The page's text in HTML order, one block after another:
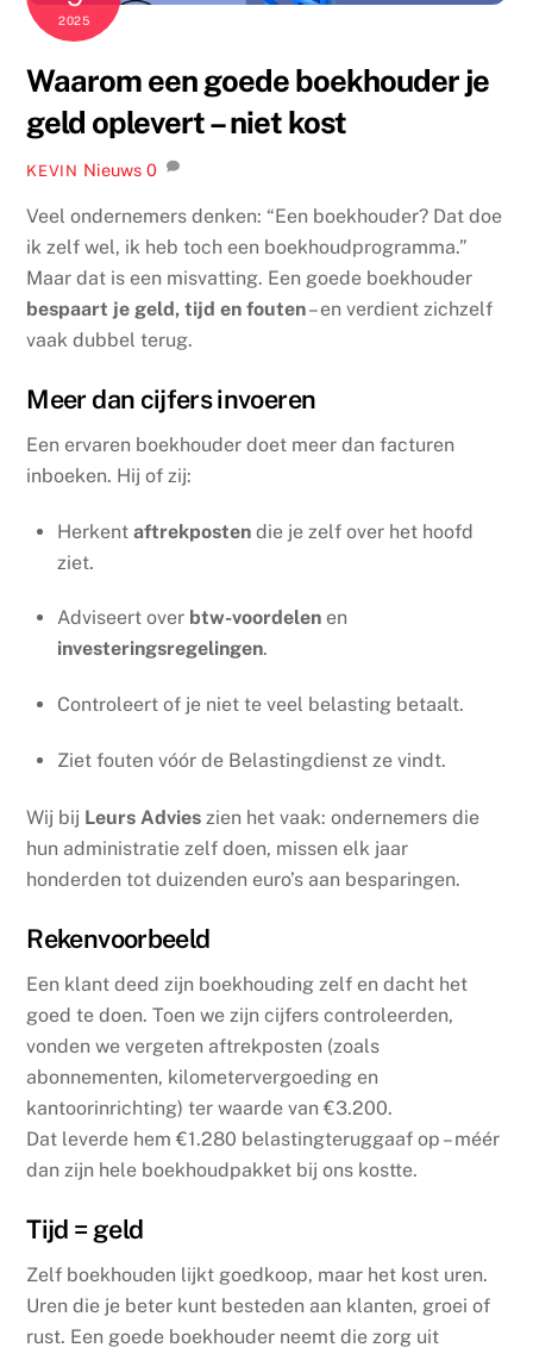
2025
Waarom een goede boekhouder je
geld oplevert – niet kost
KEVIN Nieuws 0
Veel ondernemers denken: “Een boekhouder? Dat doe
ik zelf wel, ik heb toch een boekhoudprogramma.”
Maar dat is een misvatting. Een goede boekhouder
bespaart je geld, tijd en fouten– en verdient zichzelf
vaak dubbel terug.
Meer dan cijfers invoeren
Een ervaren boekhouder doet meer dan facturen
inboeken. Hij of zij:
Herkent aftrekposten die je zelf over het hoofd
ziet.
Adviseert over btw-voordelen en
investeringsregelingen.
Controleert of je niet te veel belasting betaalt.
Ziet fouten vóór de Belastingdienst ze vindt.
Wij bij Leurs Advies zien het vaak: ondernemers die
hun administratie zelf doen, missen elk jaar
honderden tot duizenden euro’s aan besparingen.
Rekenvoorbeeld
Een klant deed zijn boekhouding zelf en dacht het
goed te doen. Toen we zijn cijfers controleerden,
vonden we vergeten aftrekposten (zoals
abonnementen, kilometervergoeding en
kantoorinrichting) ter waarde van €3.200.
Dat leverde hem €1.280 belastingteruggaaf op – méér
dan zijn hele boekhoudpakket bij ons kostte.
Tijd = geld
Zelf boekhouden lijkt goedkoop, maar het kost uren.
Uren die je beter kunt besteden aan klanten, groei of
rust. Een goede boekhouder neemt die zorg uit